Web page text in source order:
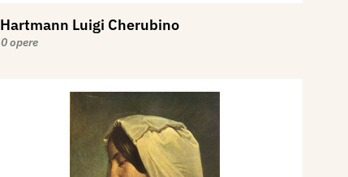
Hartmann Luigi Cherubino
0 opere